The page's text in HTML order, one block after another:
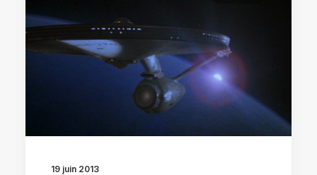
19 juin 2013